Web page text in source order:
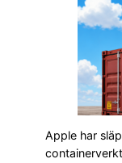
Apple har